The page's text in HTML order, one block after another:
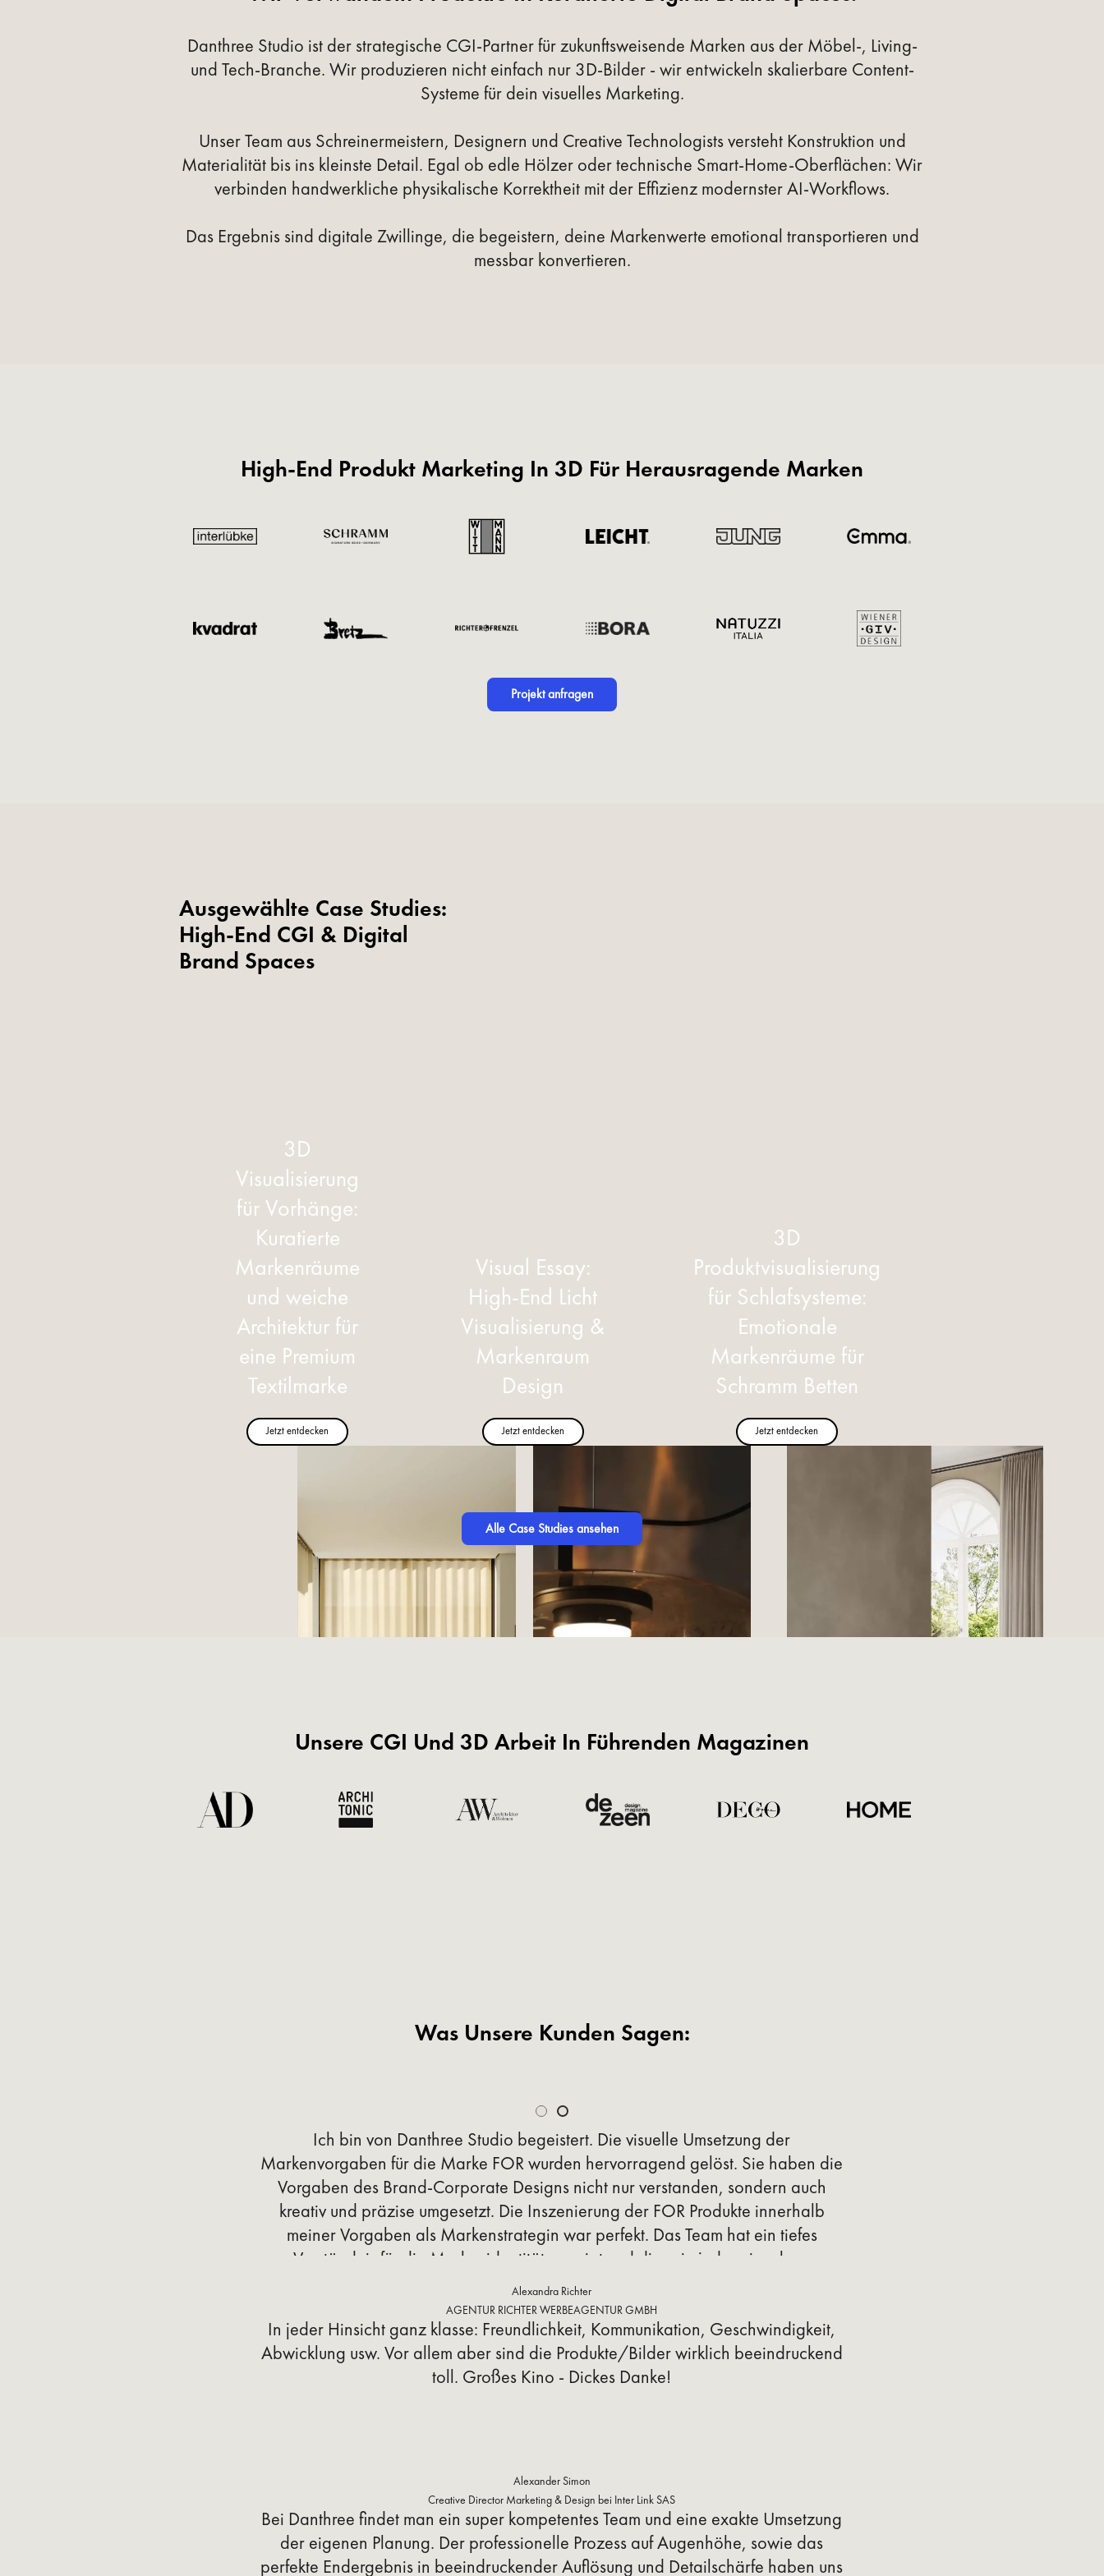
Danthree Studio ist der strategische CGI-Partner für zukunftsweisende Marken aus der Möbel-, Living-
und Tech-Branche. Wir produzieren nicht einfach nur 3D-Bilder - wir entwickeln skalierbare Content-
Systeme für dein visuelles Marketing.
Unser Team aus Schreinermeistern, Designern und Creative Technologists versteht Konstruktion und
Materialität bis ins kleinste Detail. Egal ob edle Hölzer oder technische Smart-Home-Oberflächen: Wir
verbinden handwerkliche physikalische Korrektheit mit der Effizienz modernster AI-Workflows.
Das Ergebnis sind digitale Zwillinge, die begeistern, deine Markenwerte emotional transportieren und
messbar konvertieren.
High-End Produkt Marketing In 3D Für Herausragende Marken
Projekt anfragen
Ausgewählte Case Studies:
High-End CGI & Digital
Brand Spaces
3D
Visualisierung
für Vorhänge:
Kuratierte
Markenräume
und weiche
Architektur für
eine Premium
Textilmarke
Jetzt entdecken
Visual Essay:
High-End Licht
Visualisierung &
Markenraum
Design
Jetzt entdecken
3D
Produktvisualisierung
für Schlafsysteme:
Emotionale
Markenräume für
Schramm Betten
Jetzt entdecken
Alle Case Studies ansehen
Unsere CGI Und 3D Arbeit In Führenden Magazinen
Was Unsere Kunden Sagen:
Ich bin von Danthree Studio begeistert. Die visuelle Umsetzung der
Markenvorgaben für die Marke FOR wurden hervorragend gelöst. Sie haben die
Vorgaben des Brand-Corporate Designs nicht nur verstanden, sondern auch
kreativ und präzise umgesetzt. Die Inszenierung der FOR Produkte innerhalb
meiner Vorgaben als Markenstrategin war perfekt. Das Team hat ein tiefes
Verständnis für die Markenidentität gezeigt und diese in jeder einzelnen
Darstellung zum Leben erweckt. Die Zusammenarbeit war äußerst angenehm, und
ich schätze die Professionalität und das Engagement, das sie in jedes Projekt
einbringen. Ich freue mich auf zukünftige Projekte mit Danthree!
Alexandra Richter
AGENTUR RICHTER WERBEAGENTUR GMBH
In jeder Hinsicht ganz klasse: Freundlichkeit, Kommunikation, Geschwindigkeit,
Abwicklung usw. Vor allem aber sind die Produkte/Bilder wirklich beeindruckend
toll. Großes Kino - Dickes Danke!
Alexander Simon
Creative Director Marketing & Design bei Inter Link SAS
Bei Danthree findet man ein super kompetentes Team und eine exakte Umsetzung
der eigenen Planung. Der professionelle Prozess auf Augenhöhe, sowie das
perfekte Endergebnis in beeindruckender Auflösung und Detailschärfe haben uns